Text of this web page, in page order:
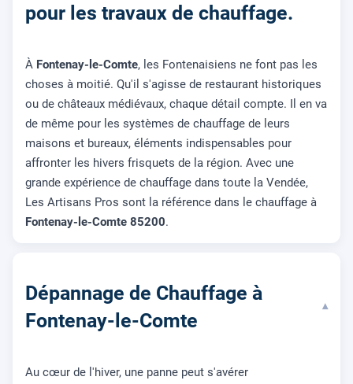
pour les travaux de chauffage.
À Fontenay-le-Comte, les Fontenaisiens ne font pas les
choses à moitié. Qu'il s'agisse de restaurant historiques
ou de châteaux médiévaux, chaque détail compte. Il en va
de même pour les systèmes de chauffage de leurs
maisons et bureaux, éléments indispensables pour
affronter les hivers frisquets de la région. Avec une
grande expérience de chauffage dans toute la Vendée,
Les Artisans Pros sont la référence dans le chauffage à
Fontenay-le-Comte 85200.
Dépannage de Chauffage à
Fontenay-le-Comte
▾
Au cœur de l'hiver, une panne peut s'avérer